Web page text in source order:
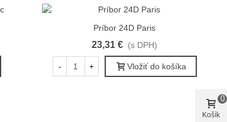
Rýchly náhľad
Príbor 24D Paris
23,31 € (s DPH)
- + Vložiť do košíka
Košík
0